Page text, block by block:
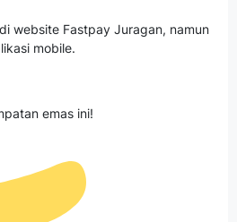
website Fastpay Juragan, namun
mobile.
emas ini!